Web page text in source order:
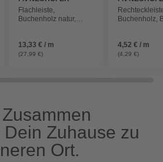
Flachleiste,
Buchenholz natur,
13,33 € / m
(27,99 €)
Buchenholz,
4,52 € / m
(4,29 €)
Zuhause zu
Ort.